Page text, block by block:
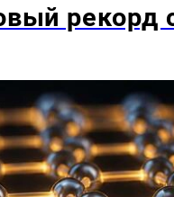
рекорд